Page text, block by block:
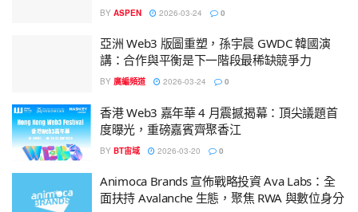
BY ASPEN 2026-03-24 0
亞洲 Web3 版圖重塑，孫宇晨 GWDC 韓國演
講：合作與平衡是下一階段最稀缺競爭力
BY 廣編頻道 2026-03-24 0
香港 Web3 嘉年華 4 月震撼揭幕：頂尖議題首
度曝光，重磅嘉賓齊聚香江
BY BT宙域 2026-03-20 0
Animoca Brands 宣佈戰略投資 Ava Labs：全
面扶持 Avalanche 生態，聚焦 RWA 與數位身分